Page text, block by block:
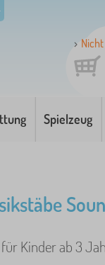
Spielzeug
Kinder ab 3